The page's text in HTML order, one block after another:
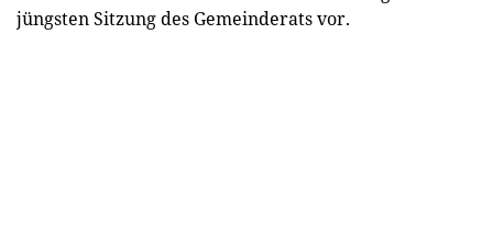
jüngsten Sitzung des Gemeinderats vor.